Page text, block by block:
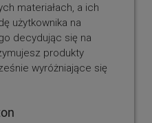
materiałach, a ich
użytkownika na
decydując się na
produkty
wyróżniające się